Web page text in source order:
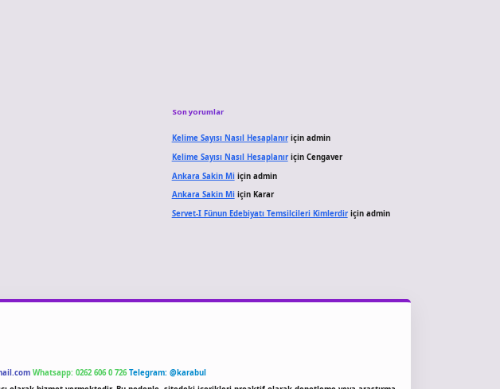
Son yorumlar
Kelime Sayısı Nasıl Hesaplanıriçin admin
Kelime Sayısı Nasıl Hesaplanıriçin Cengaver
Ankara Sakin Miiçin admin
Ankara Sakin Miiçin Karar
Servet-I Fünun Edebiyatı Temsilcileri Kimlerdiriçin admin
Whatsapp: 0262 606 0 726 Telegram: @karabul